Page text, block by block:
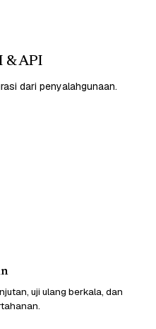
& API
dari penyalahgunaan.
uji ulang berkala, dan